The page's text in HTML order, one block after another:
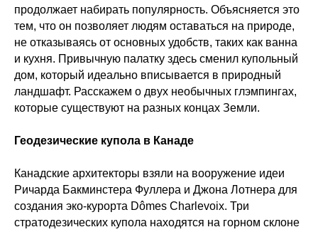
продолжает набирать популярность. Объясняется это
тем, что он позволяет людям оставаться на природе,
не отказываясь от основных удобств, таких как ванна
и кухня. Привычную палатку здесь сменил купольный
дом, который идеально вписывается в природный
ландшафт. Расскажем о двух необычных глэмпингах,
которые существуют на разных концах Земли.
Геодезические купола в Канаде
Канадские архитекторы взяли на вооружение идеи
Ричарда Бакминстера Фуллера и Джона Лотнера для
создания эко-курорта Dômes Charlevoix. Три
стратодезических купола находятся на горном склоне